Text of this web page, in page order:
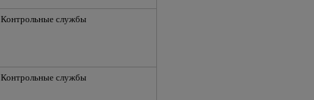
Контрольные службы
Контрольные службы